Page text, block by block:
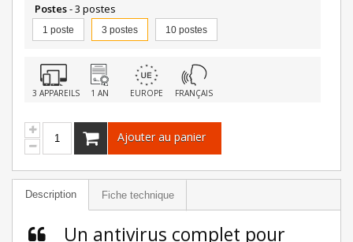
Postes- 3 postes
1 poste 3 postes 10 postes
3 APPAREILS 1 AN EUROPE FRANÇAIS
Ajouter au panier
Description Fiche technique
Un antivirus complet pour